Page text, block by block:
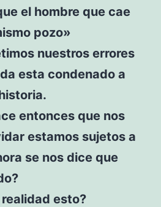
el hombre que cae
pozo»
nuestros errores
esta condenado a
entonces que nos
estamos sujetos a
se nos dice que
esto?